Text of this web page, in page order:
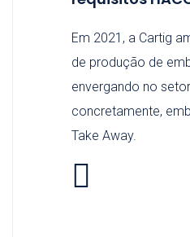
Em 2021, a Cartig
de produção de
envergando no
concretamente,
Take Away.